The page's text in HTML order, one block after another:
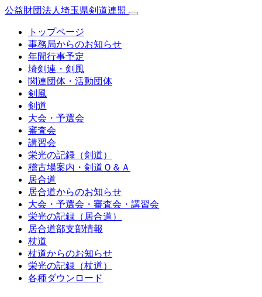
公益財団法人埼玉県剣道連盟
トップページ
事務局からのお知らせ
年間行事予定
埼剣連・剣風
関連団体・活動団体
剣風
剣道
大会・予選会
審査会
講習会
栄光の記録（剣道）
稽古場案内・剣道Ｑ＆Ａ
居合道
居合道からのお知らせ
大会・予選会・審査会・講習会
栄光の記録（居合道）
居合道部支部情報
杖道
杖道からのお知らせ
栄光の記録（杖道）
各種ダウンロード